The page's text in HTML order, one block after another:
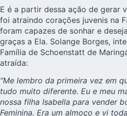
E é a partir dessa ação de gerar
foi atraindo corações juvenis na
foram capazes de sonhar e
graças a Ela. Solange Borges,
Família de Schoenstatt de
atraída:
“Me lembro da primeira vez em
tudo muito diferente. Eu e meu
nossa filha Isabella para vender
Feminina. Era um almoço e vi